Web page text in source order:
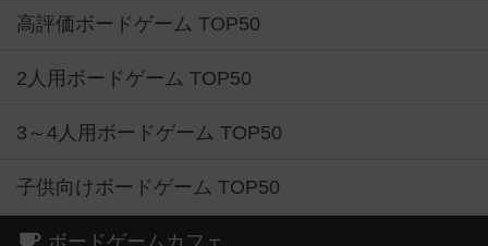
高評価ボードゲーム TOP50
2人用ボードゲーム TOP50
3～4人用ボードゲーム TOP50
子供向けボードゲーム TOP50
ボードゲームカフェ